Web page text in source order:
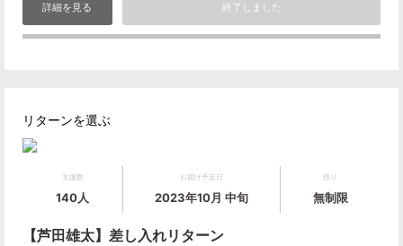
詳細を見る 終了しました
リターンを選ぶ
支援数
140人
お届け予定日
2023年10月 中旬
残り
無制限
【芦田雄太】差し入れリターン